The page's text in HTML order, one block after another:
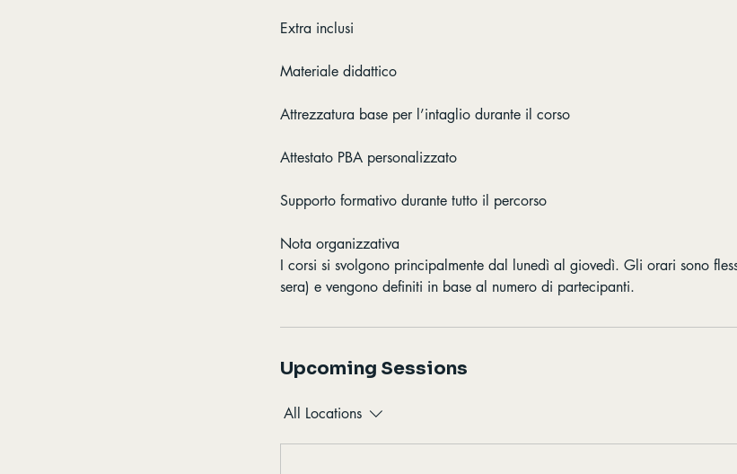
Extra inclusi
Materiale didattico
Attrezzatura base per l’intaglio durante il corso
Attestato PBA personalizzato
Supporto formativo durante tutto il percorso
Nota organizzativa
I corsi si svolgono principalmente dal lunedì al giovedì. Gli orari sono
sera) e vengono definiti in base al numero di partecipanti.
Upcoming Sessions
All Locations